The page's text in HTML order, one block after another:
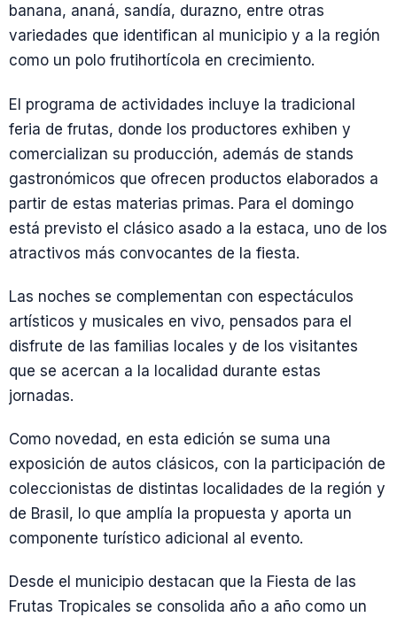
banana, ananá, sandía, durazno, entre otras
variedades que identifican al municipio y a la región
como un polo frutihortícola en crecimiento.
El programa de actividades incluye la tradicional
feria de frutas, donde los productores exhiben y
comercializan su producción, además de stands
gastronómicos que ofrecen productos elaborados a
partir de estas materias primas. Para el domingo
está previsto el clásico asado a la estaca, uno de los
atractivos más convocantes de la fiesta.
Las noches se complementan con espectáculos
artísticos y musicales en vivo, pensados para el
disfrute de las familias locales y de los visitantes
que se acercan a la localidad durante estas
jornadas.
Como novedad, en esta edición se suma una
exposición de autos clásicos, con la participación de
coleccionistas de distintas localidades de la región y
de Brasil, lo que amplía la propuesta y aporta un
componente turístico adicional al evento.
Desde el municipio destacan que la Fiesta de las
Frutas Tropicales se consolida año a año como un